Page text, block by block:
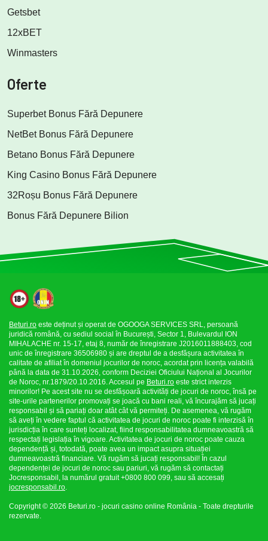
Getsbet
12xBET
Winmasters
Oferte
Superbet Bonus Fără Depunere
NetBet Bonus Fără Depunere
Betano Bonus Fără Depunere
King Casino Bonus Fără Depunere
32Roșu Bonus Fără Depunere
Bonus Fără Depunere Bilion
Beturi.ro este deținut și operat de OGOOGA SERVICES SRL, persoană
juridică română, cu sediul social în București, Sector 1, Bulevardul ION
MIHALACHE nr. 15-17, etaj 8, număr de înregistrare J2016011888403, cod
unic de înregistrare 36506980 și are dreptul de a desfășura activitatea în
calitate de afiliat în domeniul jocurilor de noroc, acordat prin licența valabilă
până la data de 31.10.2026, conform Deciziei Oficiului Național al Jocurilor
de Noroc, nr.1879/20.10.2016. Accesul pe Beturi.ro este strict interzis
minorilor! Pe acest site nu se desfășoară activități de jocuri de noroc, însă pe
site-urile partenerilor promovați se joacă cu bani reali, vă încurajăm să jucați
responsabil și să pariați doar atât cât vă permiteți. De asemenea, vă rugăm
să aveți în vedere faptul că activitatea de jocuri de noroc poate fi interzisă în
jurisdicția în care sunteți localizat, fiind responsabilitatea dumneavoastră să
respectați legislația în vigoare. Activitatea de jocuri de noroc poate cauza
dependență și, totodată, poate avea un impact asupra situației
dumneavoastră financiare. Vă rugăm să jucați responsabil! În cazul
dependenței de jocuri de noroc sau pariuri, vă rugăm să contactați
Jocresponsabil, la numărul gratuit +0800 800 099, sau să accesați
jocresponsabil.ro.
Copyright © 2026 Beturi.ro - jocuri casino online România - Toate drepturile
rezervate.